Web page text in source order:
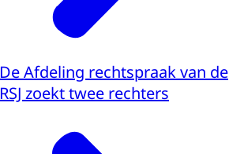
De Afdeling rechtspraak van de
RSJ zoekt twee rechters